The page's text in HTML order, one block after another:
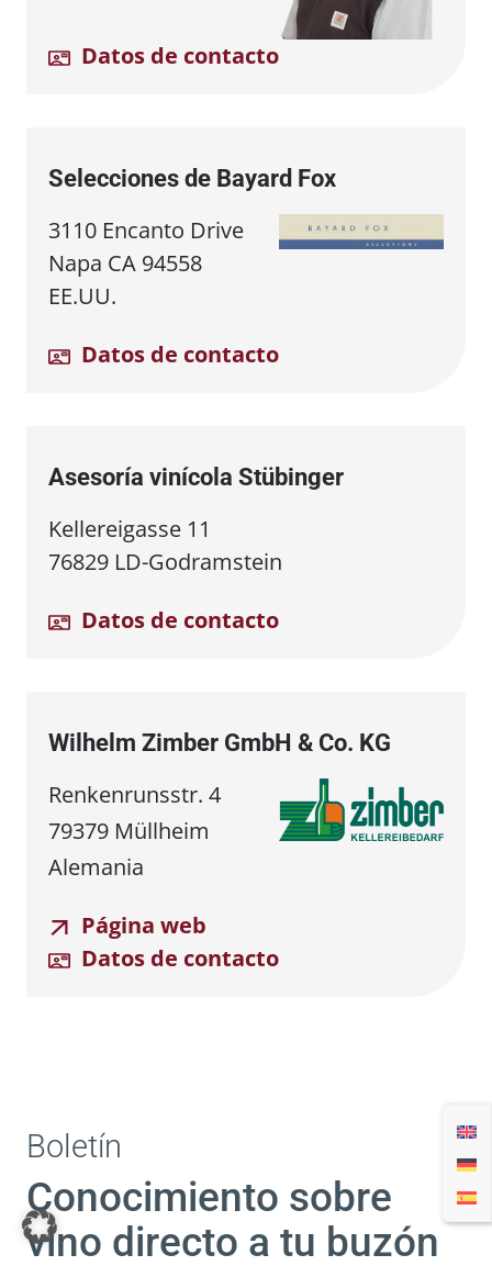
Datos de contacto
Selecciones de Bayard Fox
3110 Encanto Drive
Napa CA 94558
EE.UU.
Datos de contacto
Asesoría vinícola Stübinger
Kellereigasse 11
76829 LD-Godramstein
Datos de contacto
Wilhelm Zimber GmbH & Co. KG
Renkenrunsstr. 4
79379 Müllheim
Alemania
Página web
Datos de contacto
Boletín
Conocimiento sobre
vino directo a tu buzón